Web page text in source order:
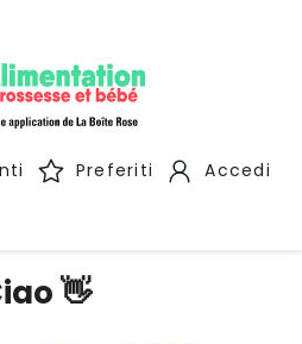
Preferiti Accedi
👋